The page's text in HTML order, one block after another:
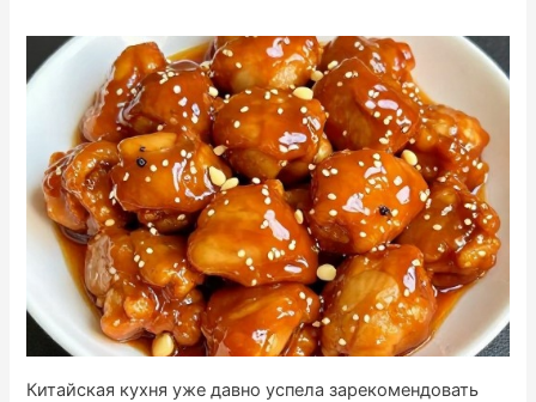
Китайская кухня уже давно успела зарекомендовать